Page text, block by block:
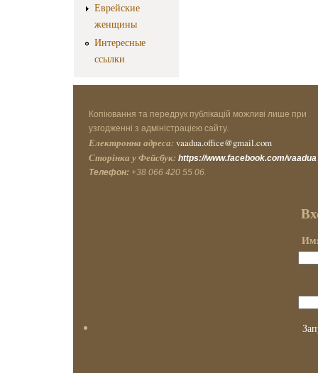
Еврейские
женщины
Интересные
ссылки
Копіювання та передрук публікацій можливі лише при
узгодженні з адміністрацією сайту.
Електронна адреса: vaadua.office@gmail.com
Сторінка у Фейсбук: https://www.facebook.com/vaadua
Телефон: +38 066 420 55 06.